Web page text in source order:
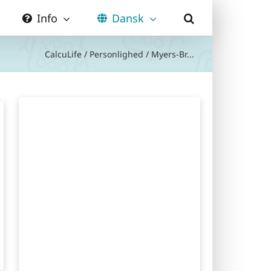
Info Dansk
CalcuLife / Personlighed / Myers-Br...